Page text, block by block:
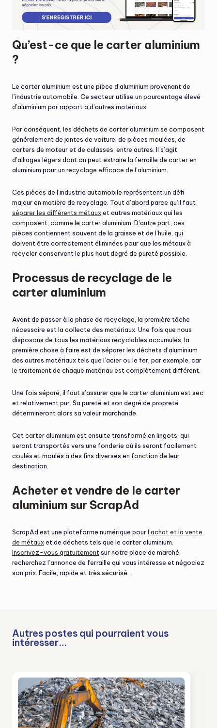
Qu’est-ce que le carter aluminium
?
Le carter aluminium est une pièce d’aluminium provenant de
l’industrie automobile. Ce secteur utilise un pourcentage élevé
d’aluminium par rapport à d’autres matériaux.
Par conséquent, les déchets de carter aluminium se composent
généralement de jantes de voiture, de pièces moulées, de
carters de moteur et de culasses, entre autres. Il s’agit
d’alliages légers dont on peut extraire la ferraille de carter en
aluminium pour un recyclage efficace de l’aluminium
Ces pièces de l’industrie automobile représentent un défi
majeur en matière de recyclage. Tout d’abord parce qu’il faut
séparer les différents métauxet autres matériaux qui les
composent, comme le carter aluminium. D’autre part, ces
pièces contiennent souvent de la graisse et de l’huile, qui
doivent être correctement éliminées pour que les métaux à
recycler conservent le plus haut degré de pureté possible.
Processus de recyclage de le
carter aluminium
Avant de passer à la phase de recyclage, la première tâche
nécessaire est la collecte des matériaux. Une fois que nous
disposons de tous les matériaux recyclables accumulés, la
première chose à faire est de séparer les déchets d’aluminium
des autres matériaux tels que l’acier ou le fer, par exemple, car
le traitement de chaque matériau est complètement différent.
Une fois séparé, il faut s’assurer que le carter aluminium est sec
et relativement pur. Sa pureté et son degré de propreté
détermineront alors sa valeur marchande.
Cet carter aluminium est ensuite transformé en lingots, qui
seront transportés vers une fonderie où ils seront facilement
coulés et moulés à des fins diverses en fonction de leur
destination.
Acheter et vendre de le carter
aluminium sur ScrapAd
ScrapAd est une plateforme numérique pourl’achat et la vente
de métauxet de déchets tels que le carter aluminium.
Inscrivez-vous gratuitement sur notre place de marché,
recherchez l’annonce de ferraille qui vous intéresse et négociez
son prix. Facile, rapide et très sécurisé.
Autres postes qui pourraient vous
intéresser…